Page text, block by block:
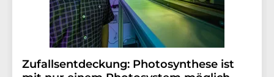
Zufallsentdeckung: Photosynthese ist